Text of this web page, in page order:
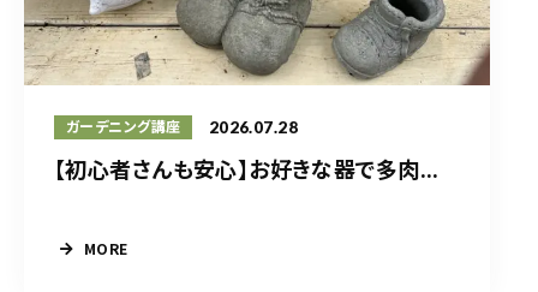
ガーデニング講座 2026.07.28
【初心者さんも安心】お好きな器で多肉...
MORE